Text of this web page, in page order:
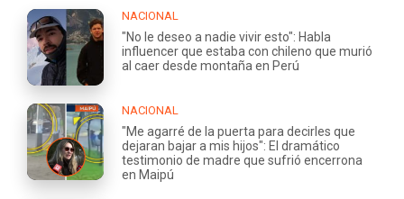
NACIONAL
"No le deseo a nadie vivir esto": Habla
influencer que estaba con chileno que murió
al caer desde montaña en Perú
NACIONAL
"Me agarré de la puerta para decirles que
dejaran bajar a mis hijos": El dramático
testimonio de madre que sufrió encerrona
en Maipú